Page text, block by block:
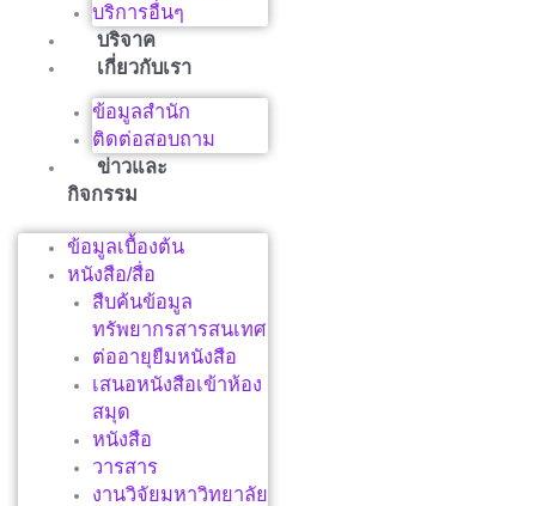
บริการอื่นๆ
บริจาค
เกี่ยวกับเรา
ข้อมูลสำนัก
ติดต่อสอบถาม
ข่าวและ
กิจกรรม
ข้อมูลเบื้องต้น
หนังสือ/สื่อ
สืบค้นข้อมูล
ทรัพยากรสารสนเทศ
ต่ออายุยืมหนังสือ
เสนอหนังสือเข้าห้อง
สมุด
หนังสือ
วารสาร
งานวิจัยมหาวิทยาลัย